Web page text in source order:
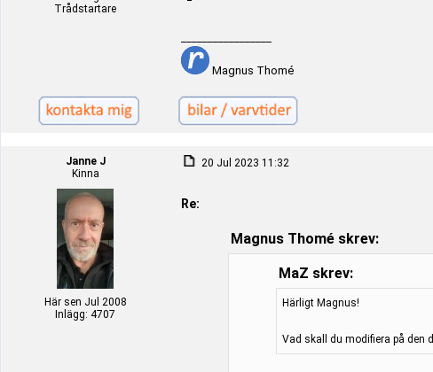
Trådstartare
Magnus Thomé
Janne J
Kinna
Här sen Jul 2008
Inlägg: 4707
20 Jul 2023 11:32
Re:
Magnus Thomé skrev:
MaZ skrev:
Härligt Magnus!
Vad skall du modifiera på den